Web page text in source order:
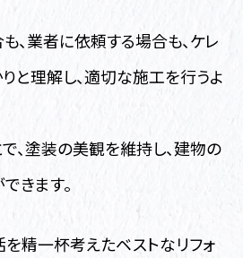
、業者に依頼する場合も、ケレ
と理解し、適切な施工を行うよ
、塗装の美観を維持し、建物の
きます。
精一杯考えたベストなリフォ